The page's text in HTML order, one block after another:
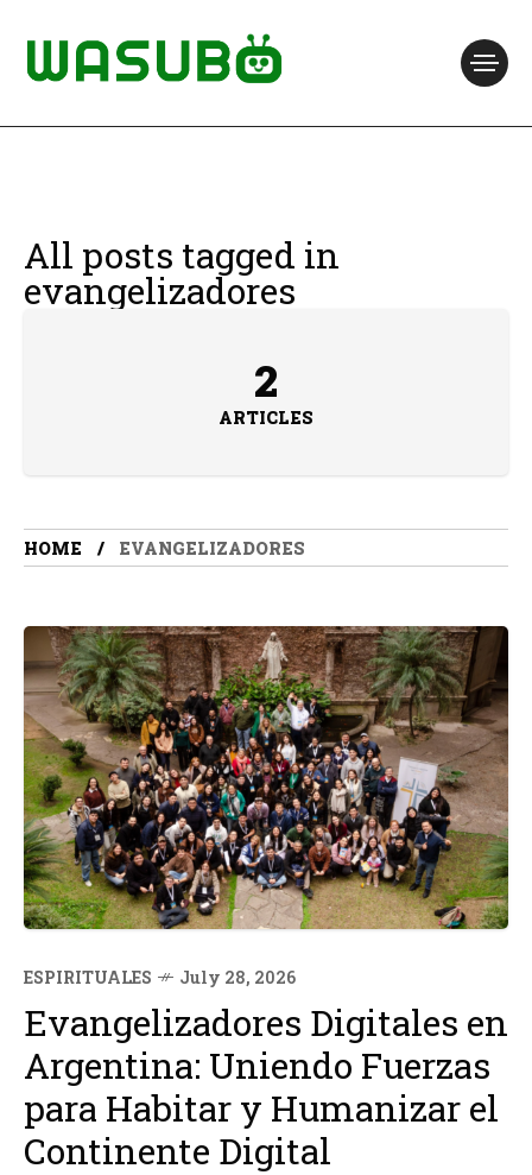
All posts tagged in
evangelizadores
2
ARTICLES
HOME EVANGELIZADORES
ESPIRITUALES July 28, 2026
Evangelizadores Digitales en
Argentina: Uniendo Fuerzas
para Habitar y Humanizar el
Continente Digital